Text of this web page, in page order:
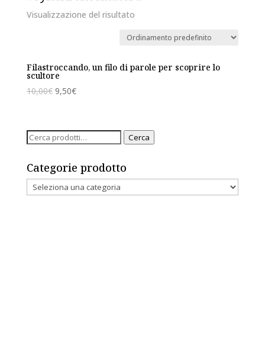
Visualizzazione del risultato
Filastroccando, un filo di parole per scoprire lo
scultore
10,00€ 9,50€
Cerca: Cerca
Categorie prodotto